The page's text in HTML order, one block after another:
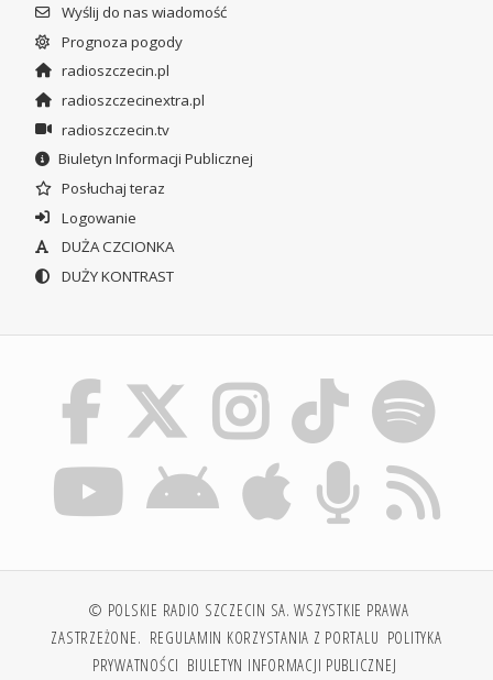
Wyślij do nas wiadomość
Prognoza pogody
radioszczecin.pl
radioszczecinextra.pl
radioszczecin.tv
Biuletyn Informacji Publicznej
Posłuchaj teraz
Logowanie
DUŻA CZCIONKA
DUŻY KONTRAST
© POLSKIE RADIO SZCZECIN SA. WSZYSTKIE PRAWA
ZASTRZEŻONE. REGULAMIN KORZYSTANIA Z PORTALU POLITYKA
PRYWATNOŚCI BIULETYN INFORMACJI PUBLICZNEJ